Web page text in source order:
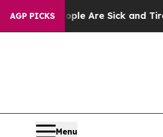
AGP PICKS
“People Are Sick and Tired of
Menu